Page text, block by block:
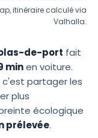
itinéraire calculé via
Valhalla.
de-port fait
minen voiture.
partager les
plus
écologique
prélevée.